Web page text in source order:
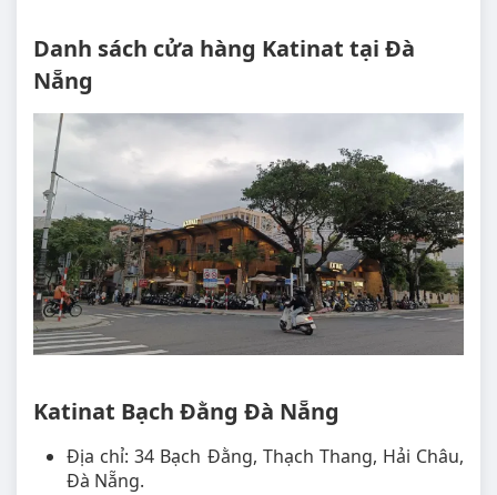
Danh sách cửa hàng Katinat tại Đà
Nẵng
Katinat Bạch Đằng Đà Nẵng
Địa chỉ: 34 Bạch Đằng, Thạch Thang, Hải Châu,
Đà Nẵng.